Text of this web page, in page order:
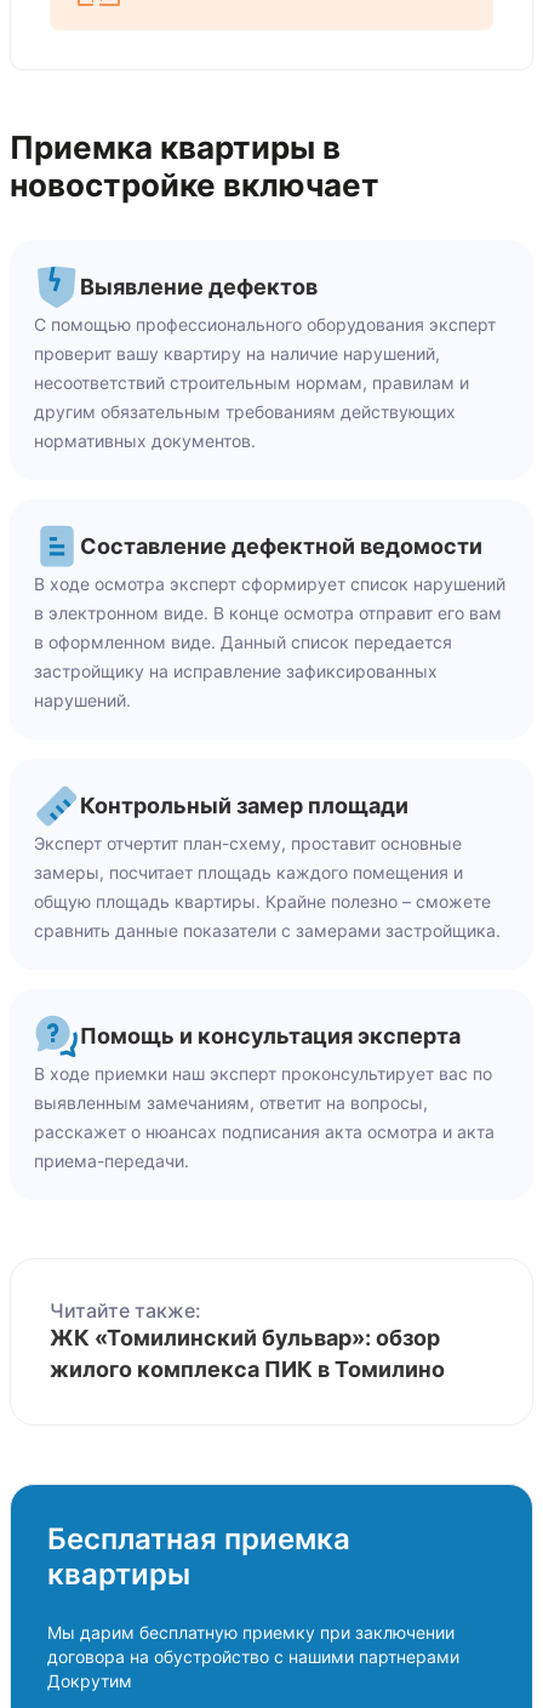
Приемка квартиры в
новостройке включает
Выявление дефектов
С помощью профессионального оборудования эксперт
проверит вашу квартиру на наличие нарушений,
несоответствий строительным нормам, правилам и
другим обязательным требованиям действующих
нормативных документов.
Составление дефектной ведомости
В ходе осмотра эксперт сформирует список нарушений
в электронном виде. В конце осмотра отправит его вам
в оформленном виде. Данный список передается
застройщику на исправление зафиксированных
нарушений.
Контрольный замер площади
Эксперт отчертит план-схему, проставит основные
замеры, посчитает площадь каждого помещения и
общую площадь квартиры. Крайне полезно – сможете
сравнить данные показатели с замерами застройщика.
Помощь и консультация эксперта
В ходе приемки наш эксперт проконсультирует вас по
выявленным замечаниям, ответит на вопросы,
расскажет о нюансах подписания акта осмотра и акта
приема-передачи.
Читайте также:
ЖК «Томилинский бульвар»: обзор
жилого комплекса ПИК в Томилино
Бесплатная приемка
квартиры
Мы дарим бесплатную приемку при заключении
договора на обустройство с нашими партнерами
Докрутим